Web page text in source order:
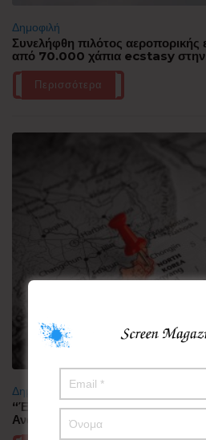
Δημοφιλή
Συνελήφθη πιλότος αεροπορικής
από 70.000 χάπια ecstasy στην
Περισσότερα
Δημοφιλή
“Έλιωσε” από τη ζέστη η
Ανάσες δροσιάς αναζητούν οι